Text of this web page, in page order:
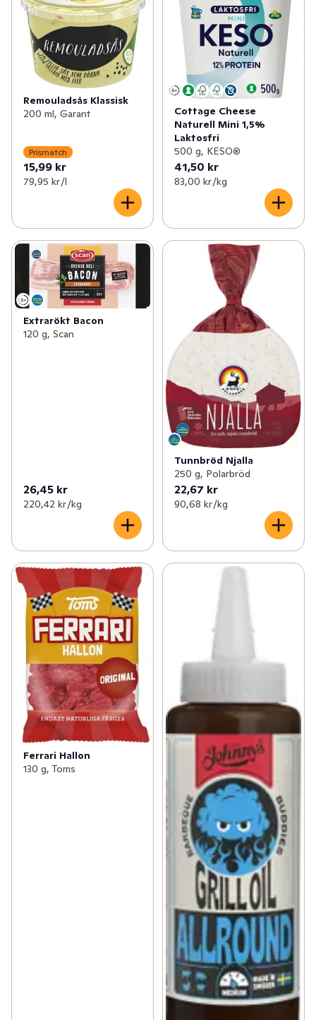
Remouladsås Klassisk
200 ml, Garant
Prismatch
15,99 kr
79,95 kr /l
Cottage Cheese
Naturell Mini 1,5%
Laktosfri
500 g, KESO®
41,50 kr
83,00 kr /kg
Extrarökt Bacon
120 g, Scan
26,45 kr
220,42 kr /kg
Tunnbröd Njalla
250 g, Polarbröd
22,67 kr
90,68 kr /kg
Ferrari Hallon
130 g, Toms